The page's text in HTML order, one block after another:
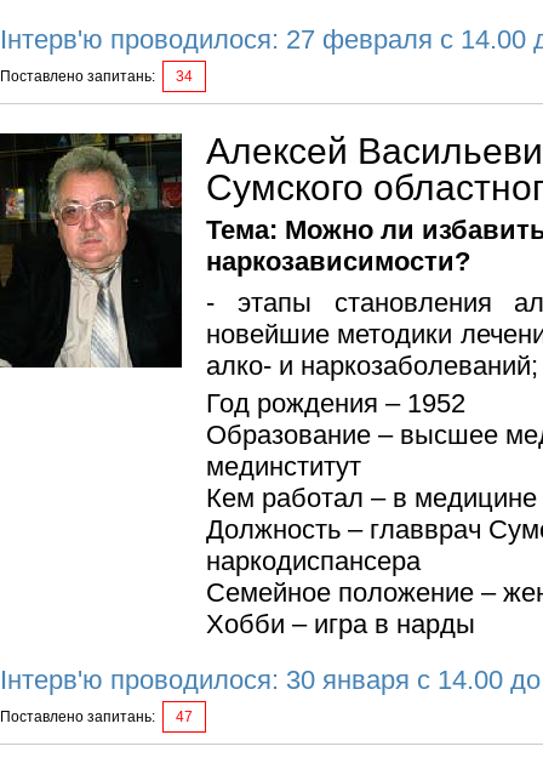
Інтерв'ю проводилося: 27 февраля с 14.00
Поставлено запитань: 34
Алексей
Сумского
Тема: Можно ли
наркозависимости?
- этапы становления
новейшие методики
алко- и
Год рождения – 1952
Образование – высшее
мединститут
Кем работал – в медицине
Должность – главврач
наркодиспансера
Семейное положение –
Хобби – игра в нарды
Інтерв'ю проводилося: 30 января с 14.00
Поставлено запитань: 47